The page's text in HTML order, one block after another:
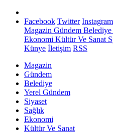
Facebook Twitter Instagram
Magazin Gündem Belediye
Ekonomi Kültür Ve Sanat
Künye İletişim RSS
Magazin
Gündem
Belediye
Yerel Gündem
Siyaset
Sağlık
Ekonomi
Kültür Ve Sanat